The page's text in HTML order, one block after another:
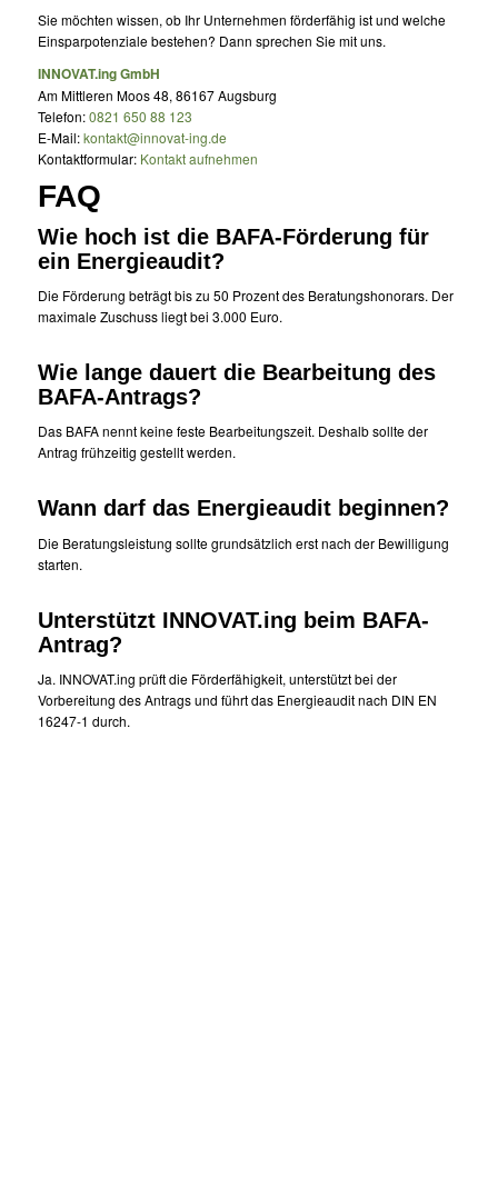
Sie möchten wissen, ob Ihr Unternehmen förderfähig ist und welche
Einsparpotenziale bestehen? Dann sprechen Sie mit uns.
INNOVAT.ing GmbH
Am Mittleren Moos 48, 86167 Augsburg
Telefon:0821 650 88 123
E-Mail:kontakt@innovat-ing.de
Kontaktformular: Kontakt aufnehmen
FAQ
Wie hoch ist die BAFA-Förderung für
ein Energieaudit?
Die Förderung beträgt bis zu 50 Prozent des Beratungshonorars. Der
maximale Zuschuss liegt bei 3.000 Euro.
Wie lange dauert die Bearbeitung des
BAFA-Antrags?
Das BAFA nennt keine feste Bearbeitungszeit. Deshalb sollte der
Antrag frühzeitig gestellt werden.
Wann darf das Energieaudit beginnen?
Die Beratungsleistung sollte grundsätzlich erst nach der Bewilligung
starten.
Unterstützt INNOVAT.ing beim BAFA-
Antrag?
Ja. INNOVAT.ing prüft die Förderfähigkeit, unterstützt bei der
Vorbereitung des Antrags und führt das Energieaudit nach DIN EN
16247-1 durch.